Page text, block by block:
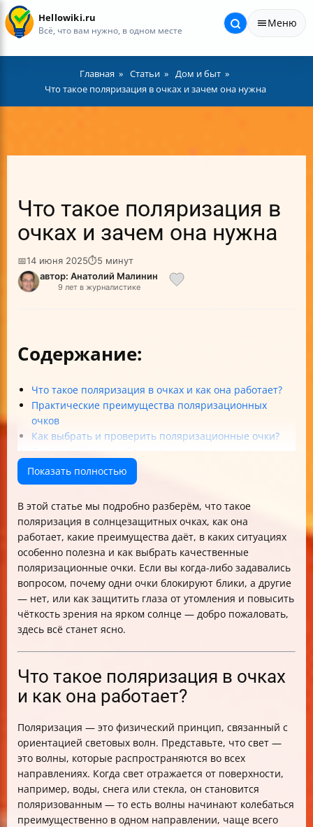
Hellowiki.ru
Всё, что вам нужно, в одном месте
Меню
Главная Статьи
Дом и быт
Что такое поляризация в очках и зачем она нужна
Что такое поляризация в
очках и зачем она нужна
📅14 июня 2025⏱5 минут
автор: Анатолий Малинин
9 лет в журналистике
Содержание:
Что такое поляризация в очках и как она работает?
Практические преимущества поляризационных
очков
Как выбрать и проверить поляризационные очки?
Ограничения и особенности ухода
Итоги и рекомендации
Показать полностью
В этой статье мы подробно разберём, что такое
поляризация в солнцезащитных очках, как она
работает, какие преимущества даёт, в каких ситуациях
особенно полезна и как выбрать качественные
поляризационные очки. Если вы когда-либо задавались
вопросом, почему одни очки блокируют блики, а другие
— нет, или как защитить глаза от утомления и повысить
чёткость зрения на ярком солнце — добро пожаловать,
здесь всё станет ясно.
Что такое поляризация в очках
и как она работает?
Поляризация — это физический принцип, связанный с
ориентацией световых волн. Представьте, что свет —
это волны, которые распространяются во всех
направлениях. Когда свет отражается от поверхности,
например, воды, снега или стекла, он становится
поляризованным — то есть волны начинают колебаться
преимущественно в одном направлении, чаще всего